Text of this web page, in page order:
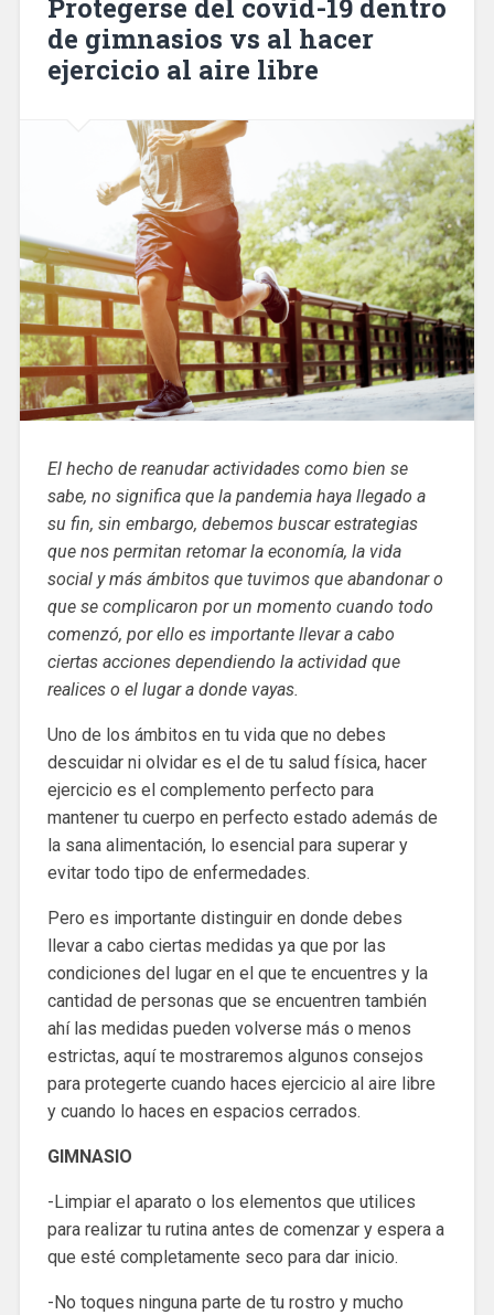
Protegerse del covid-19 dentro
de gimnasios vs al hacer
ejercicio al aire libre
El hecho de reanudar actividades como bien se
sabe, no significa que la pandemia haya llegado a
su fin, sin embargo, debemos buscar estrategias
que nos permitan retomar la economía, la vida
social y más ámbitos que tuvimos que abandonar o
que se complicaron por un momento cuando todo
comenzó, por ello es importante llevar a cabo
ciertas acciones dependiendo la actividad que
realices o el lugar a donde vayas.
Uno de los ámbitos en tu vida que no debes
descuidar ni olvidar es el de tu salud física, hacer
ejercicio es el complemento perfecto para
mantener tu cuerpo en perfecto estado además de
la sana alimentación, lo esencial para superar y
evitar todo tipo de enfermedades.
Pero es importante distinguir en donde debes
llevar a cabo ciertas medidas ya que por las
condiciones del lugar en el que te encuentres y la
cantidad de personas que se encuentren también
ahí las medidas pueden volverse más o menos
estrictas, aquí te mostraremos algunos consejos
para protegerte cuando haces ejercicio al aire libre
y cuando lo haces en espacios cerrados.
GIMNASIO
-Limpiar el aparato o los elementos que utilices
para realizar tu rutina antes de comenzar y espera a
que esté completamente seco para dar inicio.
-No toques ninguna parte de tu rostro y mucho